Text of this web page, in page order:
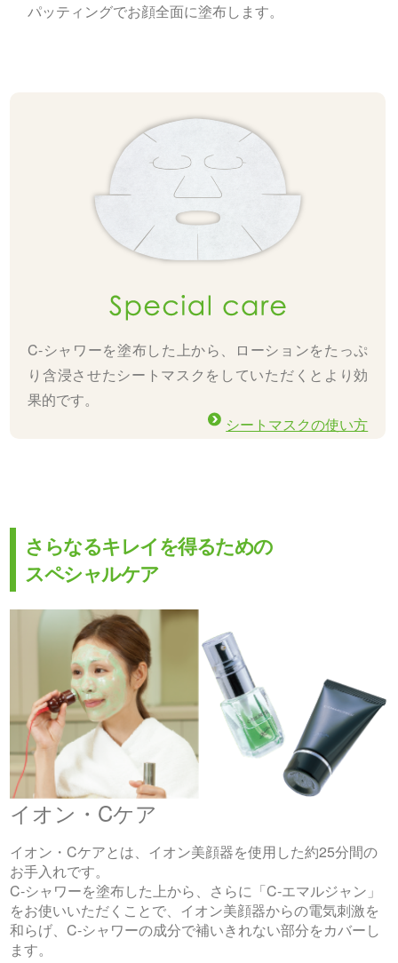
パッティングでお顔全面に塗布します。
C-シャワーを塗布した上から、ローションをたっぷ
り含浸させたシートマスクをしていただくとより効
果的です。
シートマスクの使い方
さらなるキレイを得るための
スペシャルケア
イオン・Cケア
イオン・Cケアとは、イオン美顔器を使用した約25分間の
お手入れです。
C-シャワーを塗布した上から、さらに「C-エマルジャン」
をお使いいただくことで、イオン美顔器からの電気刺激を
和らげ、C-シャワーの成分で補いきれない部分をカバーし
ます。